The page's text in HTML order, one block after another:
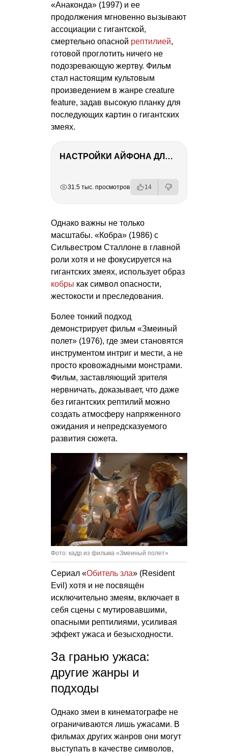
«Анаконда» (1997) и ее
продолжения мгновенно вызывают
ассоциации с гигантской,
смертельно опасной рептилией,
готовой проглотить ничего не
подозревающую жертву. Фильм
стал настоящим культовым
произведением в жанре creature
feature, задав высокую планку для
последующих картин о гигантских
змеях.
НАСТРОЙКИ АЙФОНА ДЛЯ ФОТО И ВИДЕО
31.5 тыс. просмотров 14
Однако важны не только
масштабы. «Кобра» (1986) с
Сильвестром Сталлоне в главной
роли хотя и не фокусируется на
гигантских змеях, использует образ
кобры как символ опасности,
жестокости и преследования.
Более тонкий подход
демонстрирует фильм «Змеиный
полет» (1976), где змеи становятся
инструментом интриг и мести, а не
просто кровожадными монстрами.
Фильм, заставляющий зрителя
нервничать, доказывает, что даже
без гигантских рептилий можно
создать атмосферу напряженного
ожидания и непредсказуемого
развития сюжета.
Фото: кадр из фильма «Змеиный полет»
Сериал «Обитель зла» (Resident
Evil) хотя и не посвящён
исключительно змеям, включает в
себя сцены с мутировавшими,
опасными рептилиями, усиливая
эффект ужаса и безысходности.
За гранью ужаса:
другие жанры и
подходы
Однако змеи в кинематографе не
ограничиваются лишь ужасами. В
фильмах других жанров они могут
выступать в качестве символов,